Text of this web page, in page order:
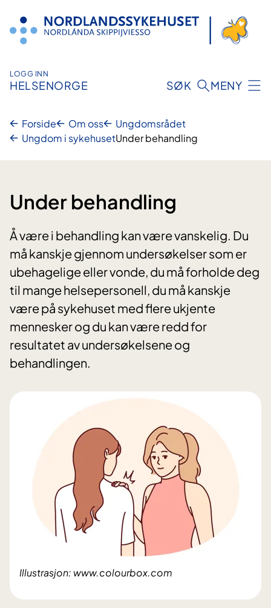
innhold
LOGG INN
HELSENORGE SØK MENY
Forside Om oss
Ungdomsrådet
Ungdom i sykehusetUnder behandling
Under behandling
Å være i behandling kan være vanskelig. Du
må kanskje gjennom undersøkelser som er
ubehagelige eller vonde, du må forholde deg
til mange helsepersonell, du må kanskje
være på sykehuset med flere ukjente
mennesker og du kan være redd for
resultatet av undersøkelsene og
behandlingen.
Illustrasjon: www.colourbox.com